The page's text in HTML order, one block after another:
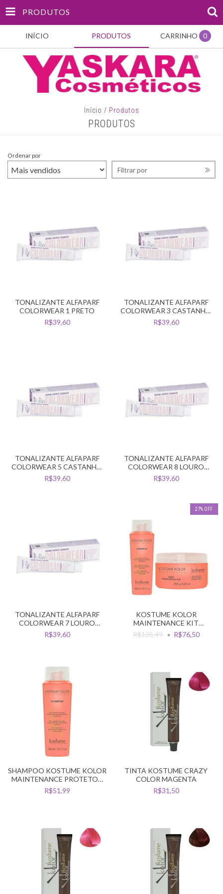
PRODUTOS
INÍCIO PRODUTOS CARRINHO 0
Início / Produtos
PRODUTOS
Ordenar por
Filtrar por
TONALIZANTE ALFAPARF
COLORWEAR 1 PRETO
R$39,60
TONALIZANTE ALFAPARF
COLORWEAR 3 CASTANHO
ESCURO
R$39,60
TONALIZANTE ALFAPARF
COLORWEAR 5 CASTANHO
CLARO
R$39,60
TONALIZANTE ALFAPARF
COLORWEAR 8 LOURO
CLARO
R$39,60
TONALIZANTE ALFAPARF
COLORWEAR 7 LOURO
MEDIO
R$39,60
27% OFF
KOSTUME KOLOR
MAINTENANCE KIT
PROTECAO DA COR
R$105,49 R$76,50
SHAMPOO KOSTUME KOLOR
MAINTENANCE PROTETOR
DA COR 300ML
R$51,99
TINTA KOSTUME CRAZY
COLOR MAGENTA
R$31,50